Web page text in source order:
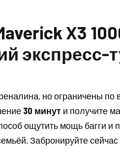
X3
но ограничены по
30 минут и получите
ощутить мощь багги
Забронируйте сейчас